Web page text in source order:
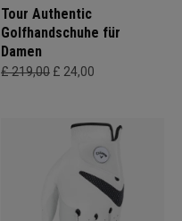
Tour Authentic
Golfhandschuhe für
Damen
£ 219,00 £ 24,00